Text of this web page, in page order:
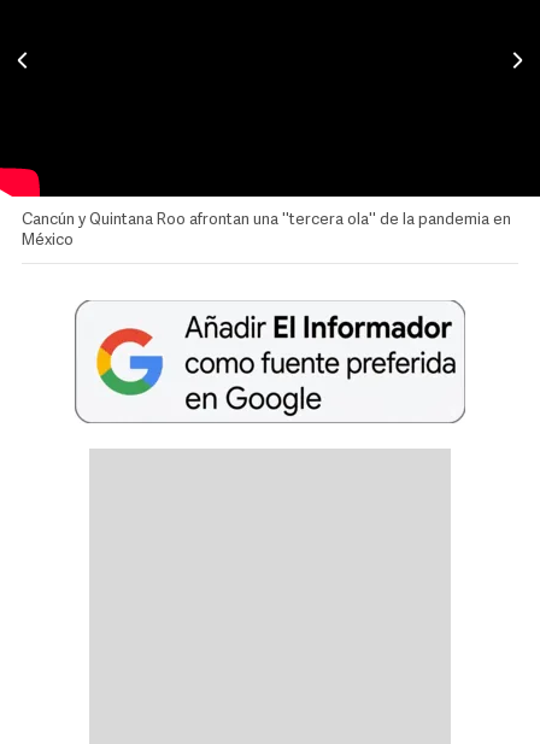
Cancún y Quintana Roo afrontan una ''tercera ola'' de la pandemia en
México